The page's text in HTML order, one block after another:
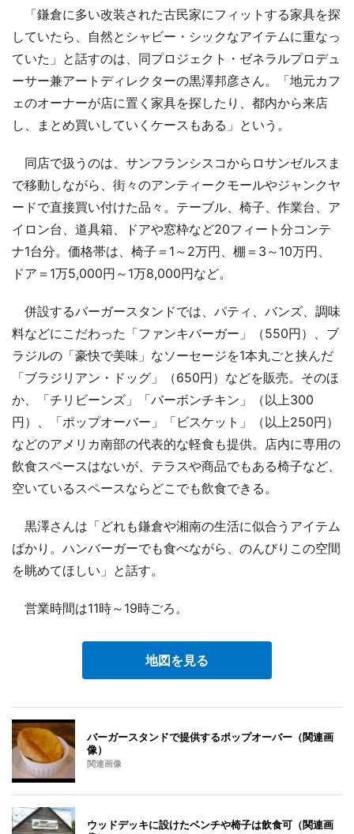
「鎌倉に多い改装された古民家にフィットする家具を探
していたら、自然とシャビー・シックなアイテムに重なっ
ていた」と話すのは、同プロジェクト・ゼネラルプロデュ
ーサー兼アートディレクターの黒澤邦彦さん。「地元カフ
ェのオーナーが店に置く家具を探したり、都内から来店
し、まとめ買いしていくケースもある」という。
同店で扱うのは、サンフランシスコからロサンゼルスま
で移動しながら、街々のアンティークモールやジャンクヤ
ードで直接買い付けた品々。テーブル、椅子、作業台、ア
イロン台、道具箱、ドアや窓枠など20フィート分コンテ
ナ1台分。価格帯は、椅子＝1～2万円、棚＝3～10万円、
ドア＝1万5,000円～1万8,000円など。
併設するバーガースタンドでは、パティ、バンズ、調味
料などにこだわった「ファンキバーガー」（550円）、ブ
ラジルの「豪快で美味」なソーセージを1本丸ごと挟んだ
「ブラジリアン・ドッグ」（650円）などを販売。そのほ
か、「チリビーンズ」「バーボンチキン」（以上300
円）、「ポップオーバー」「ビスケット」（以上250円）
などのアメリカ南部の代表的な軽食も提供。店内に専用の
飲食スペースはないが、テラスや商品でもある椅子など、
空いているスペースならどこでも飲食できる。
黒澤さんは「どれも鎌倉や湘南の生活に似合うアイテム
ばかり。ハンバーガーでも食べながら、のんびりこの空間
を眺めてほしい」と話す。
営業時間は11時～19時ごろ。
地図を見る
バーガースタンドで提供するポップオーバー（関連画
像）
関連画像
ウッドデッキに設けたベンチや椅子は飲食可（関連画